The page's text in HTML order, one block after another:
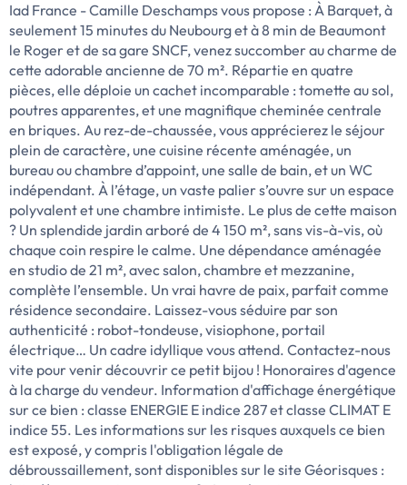
Iad France - Camille Deschamps vous propose : À Barquet, à
seulement 15 minutes du Neubourg et à 8 min de Beaumont
le Roger et de sa gare SNCF, venez succomber au charme de
cette adorable ancienne de 70 m². Répartie en quatre
pièces, elle déploie un cachet incomparable : tomette au sol,
poutres apparentes, et une magnifique cheminée centrale
en briques. Au rez-de-chaussée, vous apprécierez le séjour
plein de caractère, une cuisine récente aménagée, un
bureau ou chambre d’appoint, une salle de bain, et un WC
indépendant. À l’étage, un vaste palier s’ouvre sur un espace
polyvalent et une chambre intimiste. Le plus de cette maison
? Un splendide jardin arboré de 4 150 m², sans vis-à-vis, où
chaque coin respire le calme. Une dépendance aménagée
en studio de 21 m², avec salon, chambre et mezzanine,
complète l’ensemble. Un vrai havre de paix, parfait comme
résidence secondaire. Laissez-vous séduire par son
authenticité : robot-tondeuse, visiophone, portail
électrique… Un cadre idyllique vous attend. Contactez-nous
vite pour venir découvrir ce petit bijou ! Honoraires d'agence
à la charge du vendeur. Information d'affichage énergétique
sur ce bien : classe ENERGIE E indice 287 et classe CLIMAT E
indice 55. Les informations sur les risques auxquels ce bien
est exposé, y compris l'obligation légale de
débroussaillement, sont disponibles sur le site Géorisques :